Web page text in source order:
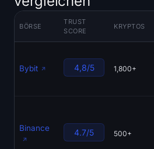
BÖRSE
TRUST
SCORE
KRYPTOS
Bybit 4,8/5 1,800+
Binance 4.7/5 500+